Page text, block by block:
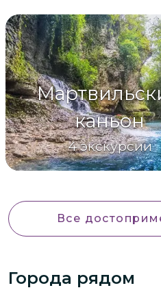
каньон
4 экскурсии
Все
Города рядом